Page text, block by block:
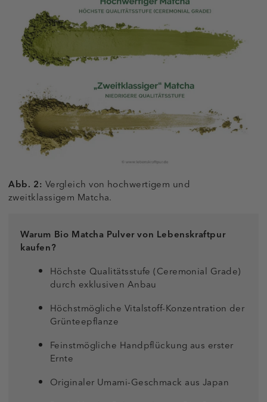
Abb. 2: Vergleich von hochwertigem und
zweitklassigem Matcha.
Warum Bio Matcha Pulver von Lebenskraftpur
kaufen?
Höchste Qualitätsstufe (Ceremonial Grade)
durch exklusiven Anbau
Höchstmögliche Vitalstoff-Konzentration der
Grünteepflanze
Feinstmögliche Handpflückung aus erster
Ernte
Originaler Umami-Geschmack aus Japan